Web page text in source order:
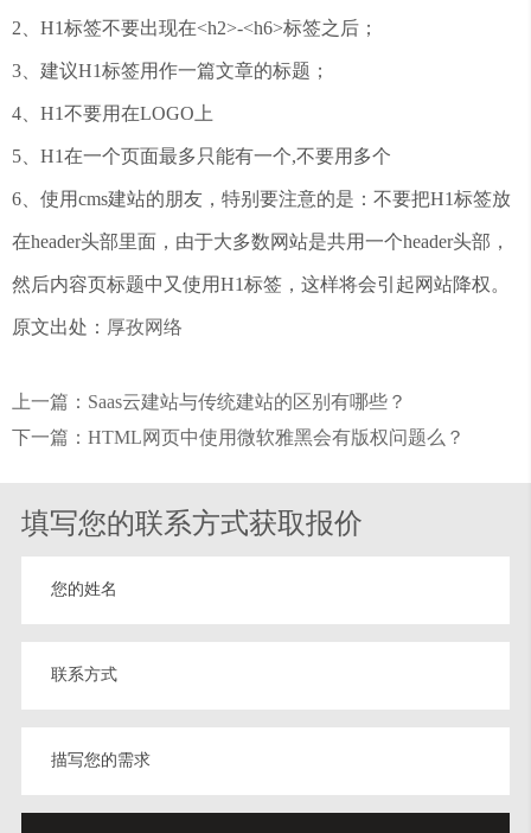
2、H1标签不要出现在<h2>-<h6>标签之后；
3、建议H1标签用作一篇文章的标题；
4、H1不要用在LOGO上
5、H1在一个页面最多只能有一个,不要用多个
6、使用cms建站的朋友，特别要注意的是：不要把H1标签放
在header头部里面，由于大多数网站是共用一个header头部，
然后内容页标题中又使用H1标签，这样将会引起网站降权。
原文出处： 厚孜网络
上一篇：Saas云建站与传统建站的区别有哪些？
下一篇：HTML网页中使用微软雅黑会有版权问题么？
填写您的联系方式获取报价